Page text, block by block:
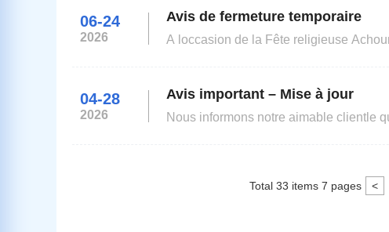
06-24
2026
Avis de fermeture temporaire
A loccasion de la Fête religieuse
04-28
2026
Avis important – Mise à jour
Nous informons notre aimable clientle
Total 33 items 7 pages <